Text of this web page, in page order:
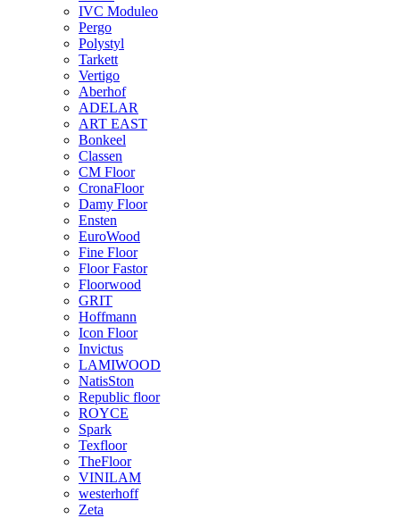
IVC Moduleo
Pergo
Polystyl
Tarkett
Vertigo
Aberhof
ADELAR
ART EAST
Bonkeel
Classen
CM Floor
CronaFloor
Damy Floor
Ensten
EuroWood
Fine Floor
Floor Fastor
Floorwood
GRIT
Hoffmann
Icon Floor
Invictus
LAMIWOOD
NatisSton
Republic floor
ROYCE
Spark
Texfloor
TheFloor
VINILAM
westerhoff
Zeta